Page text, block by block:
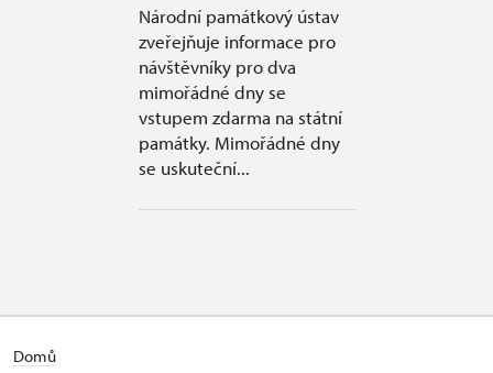
Národní památkový ústav
zveřejňuje informace pro
návštěvníky pro dva
mimořádné dny se
vstupem zdarma na státní
památky. Mimořádné dny
se uskuteční...
Domů